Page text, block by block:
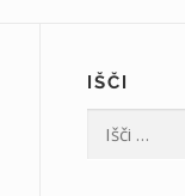
IŠČI
Išči: